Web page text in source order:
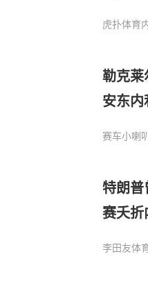
虎扑体育
勒克莱
安东
赛车小喇
特朗普
赛夭折
李田友体